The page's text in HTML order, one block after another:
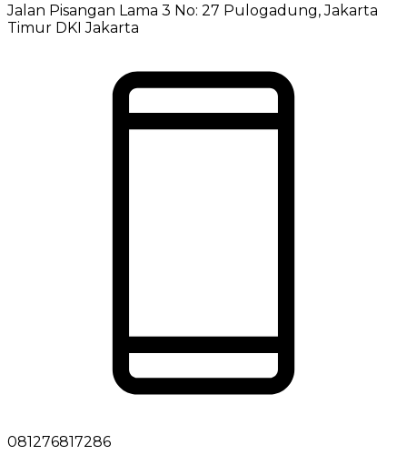
Jalan Pisangan Lama 3 No: 27 Pulogadung, Jakarta
Timur DKI Jakarta
081276817286